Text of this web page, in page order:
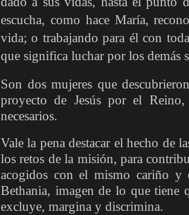
escucha, como hace María,
vida; o trabajando para él con
que significa luchar por los demás
Son dos mujeres que
proyecto de Jesús por el
necesarios.
Vale la pena destacar el hecho de
los retos de la misión, para
acogidos con el mismo cariño y
Bethania, imagen de lo que tiene
excluye, margina y discrimina.